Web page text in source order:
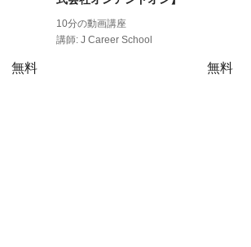
無料
10分の動画講座
講師: J Career School
無料